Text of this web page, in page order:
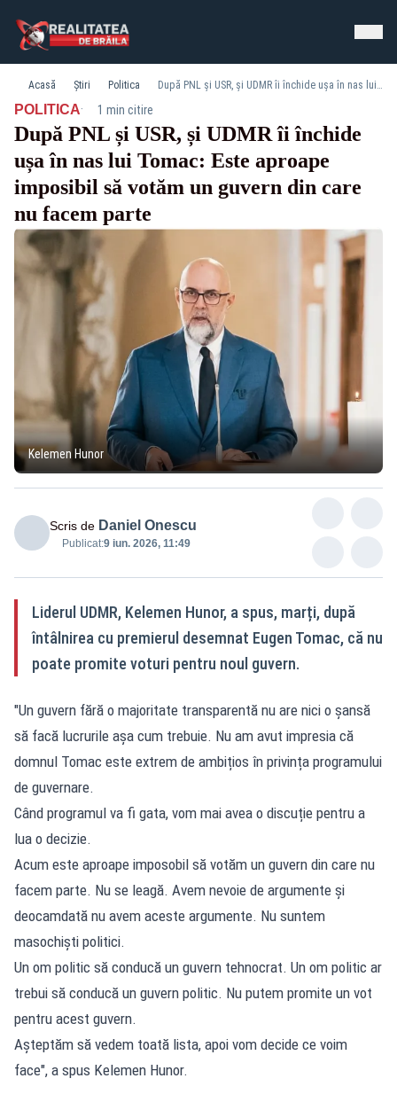
Acasă Știri Politica După PNL și USR, și UDMR îi închide ușa în nas lui Tomac: Este aproape imposibil să votăm un guvern din care nu facem parte
POLITICA· 1 min citire
După PNL și USR, și UDMR îi închide
ușa în nas lui Tomac: Este aproape
imposibil să votăm un guvern din care
nu facem parte
Kelemen Hunor
Scris de Daniel Onescu
Publicat:9 iun. 2026, 11:49
Liderul UDMR, Kelemen Hunor, a spus, marți, după
întâlnirea cu premierul desemnat Eugen Tomac, că nu
poate promite voturi pentru noul guvern.
"Un guvern fără o majoritate transparentă nu are nici o șansă
să facă lucrurile așa cum trebuie. Nu am avut impresia că
domnul Tomac este extrem de ambițios în privința programului
de guvernare.
Când programul va fi gata, vom mai avea o discuție pentru a
lua o decizie.
Acum este aproape imposobil să votăm un guvern din care nu
facem parte. Nu se leagă. Avem nevoie de argumente și
deocamdată nu avem aceste argumente. Nu suntem
masochiști politici.
Un om politic să conducă un guvern tehnocrat. Un om politic ar
trebui să conducă un guvern politic. Nu putem promite un vot
pentru acest guvern.
Așteptăm să vedem toată lista, apoi vom decide ce voim
face", a spus Kelemen Hunor.